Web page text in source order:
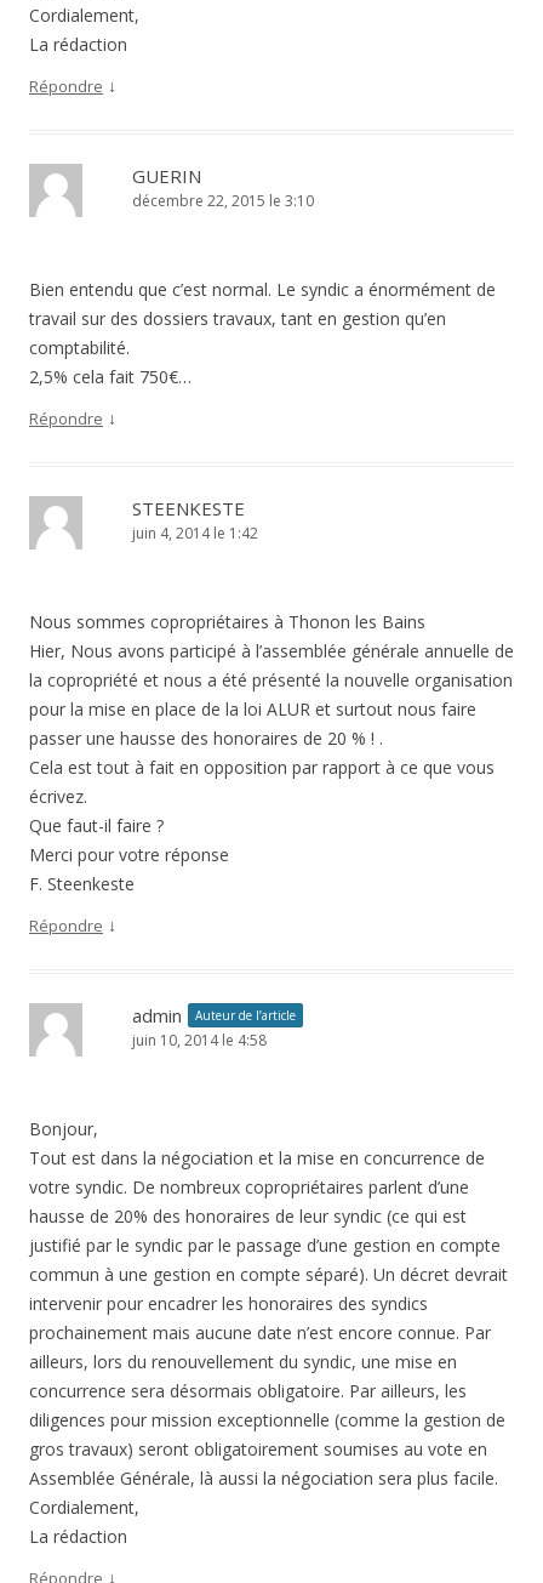
Cordialement,
La rédaction
Répondre ↓
GUERIN
décembre 22, 2015 le 3:10
Bien entendu que c’est normal. Le syndic a énormément de
travail sur des dossiers travaux, tant en gestion qu’en
comptabilité.
2,5% cela fait 750€…
Répondre ↓
STEENKESTE
juin 4, 2014 le 1:42
Nous sommes copropriétaires à Thonon les Bains
Hier, Nous avons participé à l’assemblée générale annuelle de
la copropriété et nous a été présenté la nouvelle organisation
pour la mise en place de la loi ALUR et surtout nous faire
passer une hausse des honoraires de 20 % ! .
Cela est tout à fait en opposition par rapport à ce que vous
écrivez.
Que faut-il faire ?
Merci pour votre réponse
F. Steenkeste
Répondre ↓
admin Auteur de l’article
juin 10, 2014 le 4:58
Bonjour,
Tout est dans la négociation et la mise en concurrence de
votre syndic. De nombreux copropriétaires parlent d’une
hausse de 20% des honoraires de leur syndic (ce qui est
justifié par le syndic par le passage d’une gestion en compte
commun à une gestion en compte séparé). Un décret devrait
intervenir pour encadrer les honoraires des syndics
prochainement mais aucune date n’est encore connue. Par
ailleurs, lors du renouvellement du syndic, une mise en
concurrence sera désormais obligatoire. Par ailleurs, les
diligences pour mission exceptionnelle (comme la gestion de
gros travaux) seront obligatoirement soumises au vote en
Assemblée Générale, là aussi la négociation sera plus facile.
Cordialement,
La rédaction
Répondre ↓